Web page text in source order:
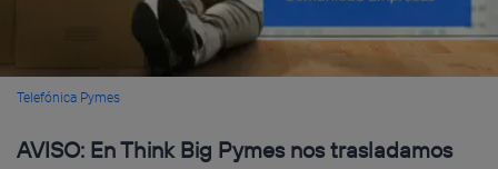
Telefónica Pymes
AVISO: En Think Big Pymes nos trasladamos